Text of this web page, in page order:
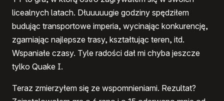
licealnych latach. Dłuuuuugie godziny spędziłem
budując transportowe imperia, wycinając konkurencję,
zgarniając najlepsze trasy, kształtując teren, itd.
Wspaniałe czasy. Tyle radości dał mi chyba jeszcze
tylko Quake I.
Teraz zmierzyłem się ze wspomnieniami. Rezultat?